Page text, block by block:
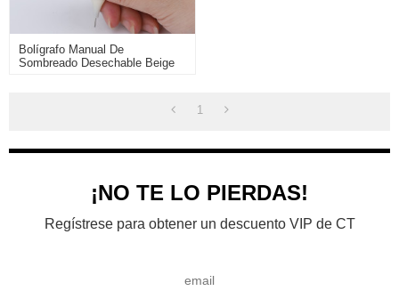
Bolígrafo Manual De
Sombreado Desechable Beige
1
¡NO TE LO PIERDAS!
Regístrese para obtener un descuento VIP de CT